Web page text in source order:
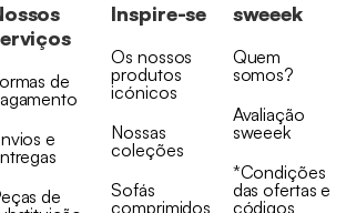
de
e
de
Inspire-se
Os nossos
produtos
icónicos
Nossas
coleções
Sofás
comprimidos
sweeek
Quem
somos?
Avaliação
sweeek
*Condições
das ofertas e
códigos